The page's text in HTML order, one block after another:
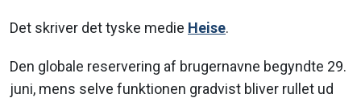
Det skriver det tyske medie Heise.
Den globale reservering af brugernavne begyndte 29.
juni, mens selve funktionen gradvist bliver rullet ud